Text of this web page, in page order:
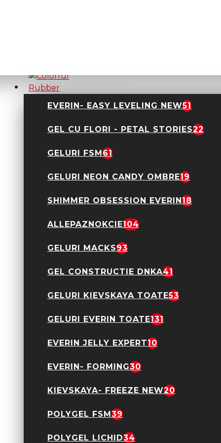
GELURI CONSTRUCTIE
EVERIN- EASY LEVELING NEW51
GEL CU FLORI - PETAL STORIES22
GELURI FSM61
GELURI NEON CANDY OMBRE19
SHIMMER OBSESSION EVERIN18
ALLEPAZNOKCIE104
GELURI MACKS93
GEL CONSTRUCTIE DNKA41
GELURI KIEVSKAYA TOATE53
GELURI EVERIN TOATE131
EVERIN JELLY EXPERT10
EVERIN- FORMING30
KIEVSKAYA- FREEZE NEW20
POLYGEL FSM39
POLYGEL LICHID34
Kievskaya- CF26 TPO
28,90 Lei
Colorful Rubber Base